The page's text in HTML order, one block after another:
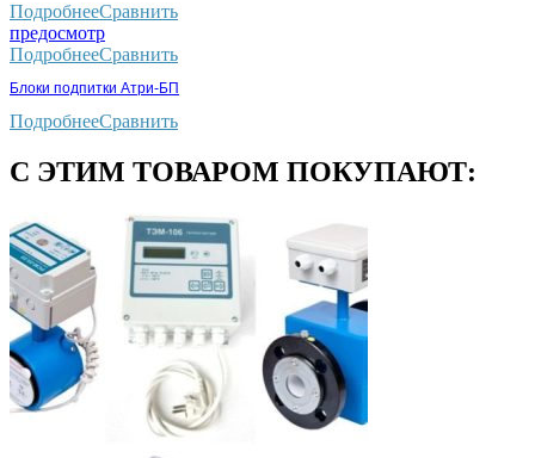
ПодробнееСравнить
предосмотр
ПодробнееСравнить
Блоки подпитки Атри-БП
ПодробнееСравнить
С ЭТИМ ТОВАРОМ ПОКУПАЮТ: